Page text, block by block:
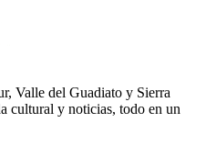
Valle del Guadiato y Sierra
cultural y noticias, todo en un